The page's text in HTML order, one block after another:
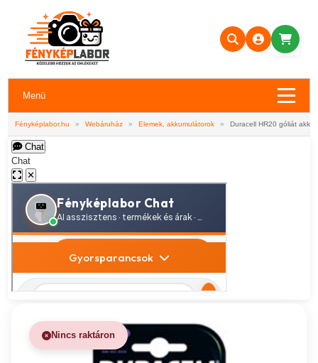
Menü
Fényképlabor.hu » Webáruház » Elemek, akkumulátorok » Duracell HR20 góliát
Chat
Chat
✕
Nincs raktáron